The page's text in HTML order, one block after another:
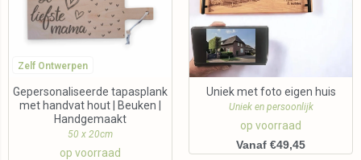
Zelf Ontwerpen
Gepersonaliseerde tapasplank
met handvat hout | Beuken |
Handgemaakt
50 x 20cm
op voorraad
Uniek met foto eigen huis
Uniek en persoonlijk
op voorraad
Vanaf €49,45